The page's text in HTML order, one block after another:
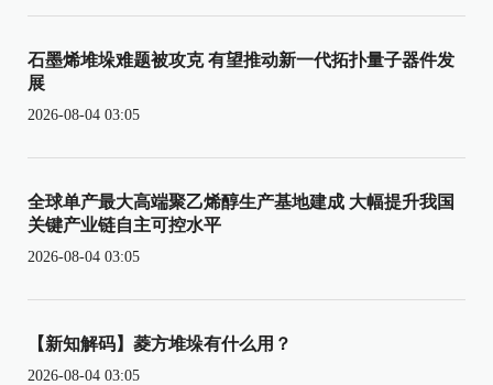
石墨烯堆垛难题被攻克 有望推动新一代拓扑量子器件发
展
2026-08-04 03:05
全球单产最大高端聚乙烯醇生产基地建成 大幅提升我国
关键产业链自主可控水平
2026-08-04 03:05
【新知解码】菱方堆垛有什么用？
2026-08-04 03:05